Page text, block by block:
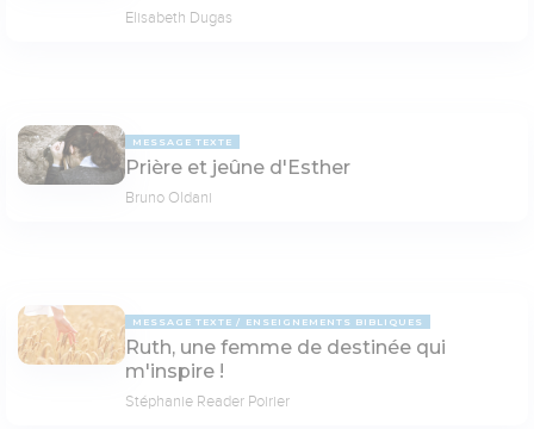
Elisabeth Dugas
MESSAGE TEXTE
Prière et jeûne d'Esther
Bruno Oldani
MESSAGE TEXTE ENSEIGNEMENTS BIBLIQUES
Ruth, une femme de destinée qui
m'inspire !
Stéphanie Reader Poirier